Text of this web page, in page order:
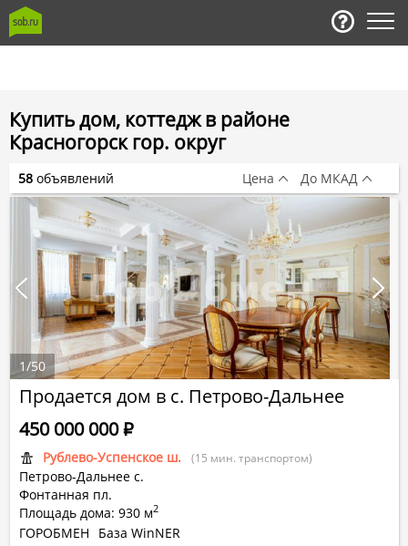
Купить дом, коттедж в районе
Красногорск гор. округ
Продается дом в с. Петрово-Дальнее
Рублево-Успенское ш. (15 мин. транспортом)
Петрово-Дальнее с.
Фонтанная пл.
Площадь дома: 930 м2
450 000 000Р
ГОРОБМЕН
База WinNER
1/50
58 объявлений Цена До МКАД